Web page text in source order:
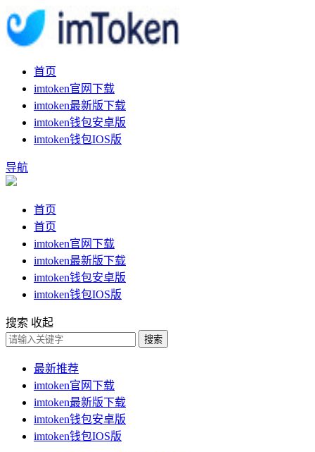
首页
imtoken官网下载
imtoken最新版下载
imtoken钱包安卓版
imtoken钱包IOS版
导航
首页
首页
imtoken官网下载
imtoken最新版下载
imtoken钱包安卓版
imtoken钱包IOS版
搜索 收起
搜索
最新推荐
imtoken官网下载
imtoken最新版下载
imtoken钱包安卓版
imtoken钱包IOS版